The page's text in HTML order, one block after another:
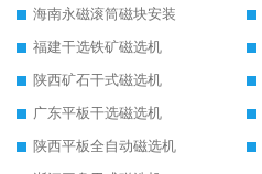
海南永磁滚筒磁块安装
福建干选铁矿磁选机
陕西矿石干式磁选机
广东平板干选磁选机
陕西平板全自动磁选机